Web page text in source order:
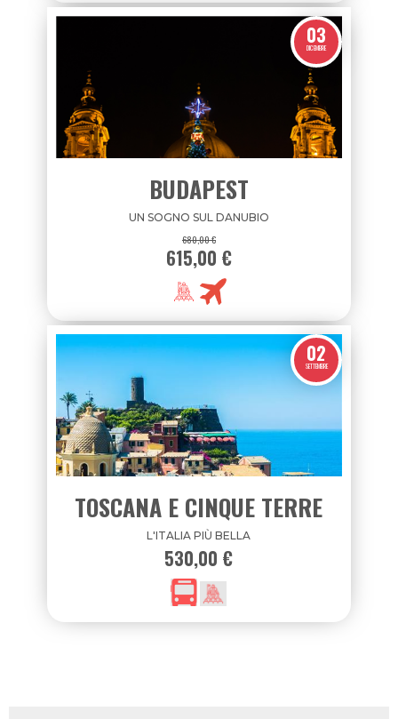
03
DICEMBRE
BUDAPEST
UN SOGNO SUL DANUBIO
680,00 €
615,00 €
02
SETTEMBRE
TOSCANA E CINQUE TERRE
L'ITALIA PIÙ BELLA
530,00 €